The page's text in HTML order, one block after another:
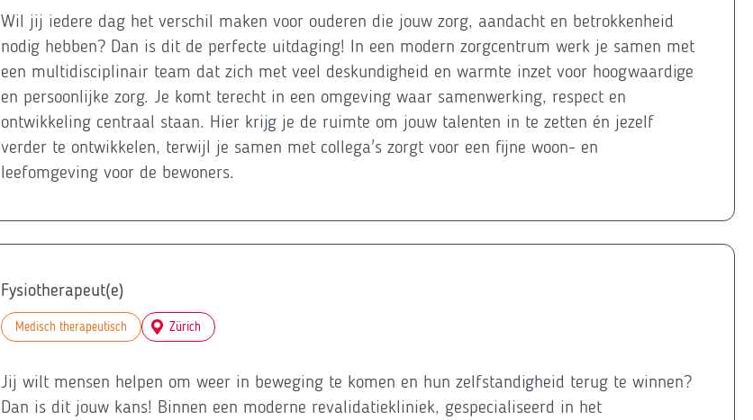
Wil jij iedere dag het verschil maken voor ouderen die jouw zorg, aandacht en betrokkenheid
nodig hebben? Dan is dit de perfecte uitdaging! In een modern zorgcentrum werk je samen met
een multidisciplinair team dat zich met veel deskundigheid en warmte inzet voor hoogwaardige
en persoonlijke zorg. Je komt terecht in een omgeving waar samenwerking, respect en
ontwikkeling centraal staan. Hier krijg je de ruimte om jouw talenten in te zetten én jezelf
verder te ontwikkelen, terwijl je samen met collega's zorgt voor een fijne woon- en
leefomgeving voor de bewoners.
Fysiotherapeut(e)
Medisch therapeutisch Zürich
Jij wilt mensen helpen om weer in beweging te komen en hun zelfstandigheid terug te winnen?
Dan is dit jouw kans! Binnen een moderne revalidatiekliniek, gespecialiseerd in het